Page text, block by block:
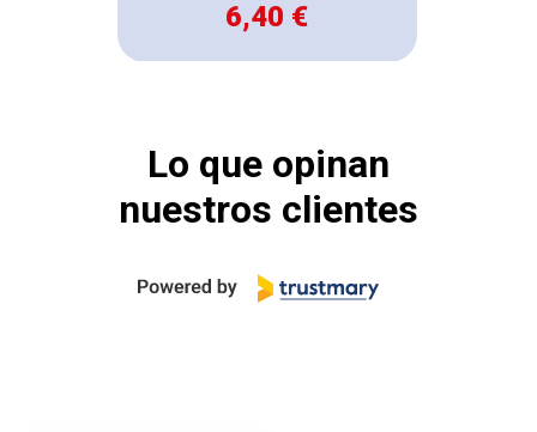
6,40 €
Lo que opinan
nuestros clientes